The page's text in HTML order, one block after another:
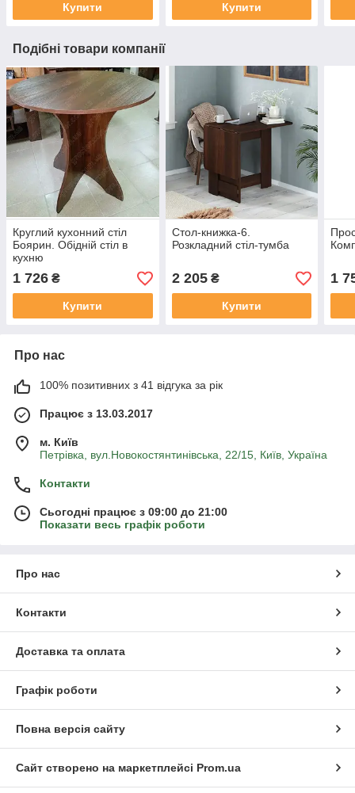
Купити Купити
Подібні товари компанії
Круглий кухонний стіл
Боярин. Обідній стіл в
кухню
1 726 ₴
Купити
Стол-книжка-6.
Розкладний стіл-тумба
2 205₴
Купити
1
Про нас
100% позитивних з 41 відгука за рік
Працює з 13.03.2017
м. Київ
Петрівка, вул.Новокостянтинівська, 22/15, Київ, Україна
Контакти
Сьогодні працює з 09:00 до 21:00
Показати весь графік роботи
Про нас
Контакти
Доставка та оплата
Графік роботи
Повна версія сайту
Сайт створено на маркетплейсі Prom.ua